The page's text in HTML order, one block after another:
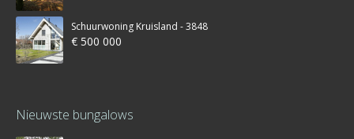
Schuurwoning Kruisland - 3848
€ 500 000
Nieuwste bungalows